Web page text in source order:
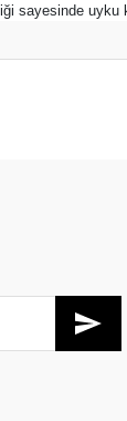
sayesinde uyku